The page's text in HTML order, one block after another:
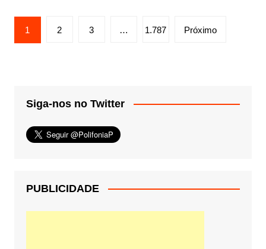
Paginação
de
1 2 3 … 1.787 Próximo
Siga-nos no Twitter
PUBLICIDADE